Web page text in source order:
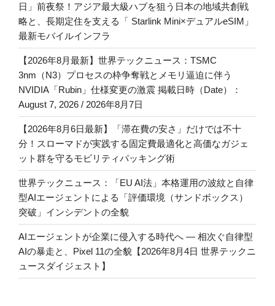
日」前夜祭！アジア最大級ハブを狙う日本の地域共創戦
略と、長期定住を支える「 Starlink Mini×デュアルeSIM」
最新モバイルインフラ
【2026年8月最新】世界テックニュース：TSMC
3nm（N3）プロセスの枠争奪戦とメモリ逼迫に伴う
NVIDIA「Rubin」仕様変更の激震 掲載日時（Date）：
August 7, 2026 / 2026年8月7日
【2026年8月6日最新】「滞在費の安さ」だけでは不十
分！スローマドが実践する固定費最適化と高価なガジェ
ット群を守るモビリティパッキング術
世界テックニュース：「EU AI法」本格運用の波紋と自律
型AIエージェントによる「評価環境（サンドボックス）
突破」インシデントの全貌
AIエージェントが企業に侵入する時代へ — 相次ぐ自律型
AIの暴走と、Pixel 11の全貌【2026年8月4日 世界テックニ
ュースダイジェスト】